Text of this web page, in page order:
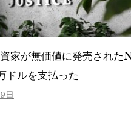
家が無価値に発売された
ドルを支払った
日